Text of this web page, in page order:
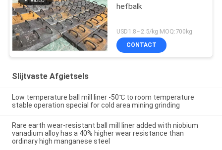
hefbalk
USD1.8~2.5/kg MOQ:700kg
CONTACT
Slijtvaste Afgietsels
Low temperature ball mill liner -50℃ to room temperature
stable operation special for cold area mining grinding
Rare earth wear-resistant ball mill liner added with niobium
vanadium alloy has a 40% higher wear resistance than
ordinary high manganese steel